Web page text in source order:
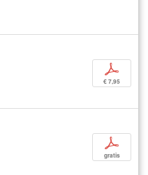
p
€ 7,95
p
gratis